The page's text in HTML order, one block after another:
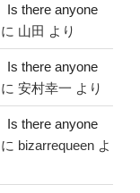
there anyone
に 山田 より
there anyone
に 安村幸一 より
there anyone
に bizarrequeen よ